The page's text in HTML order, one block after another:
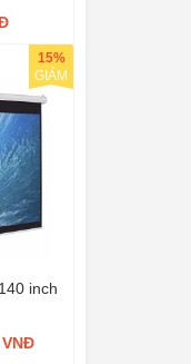
inch
15%
GIẢM